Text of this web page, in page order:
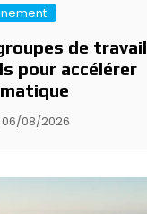
de travail
pour accélérer
06/08/2026